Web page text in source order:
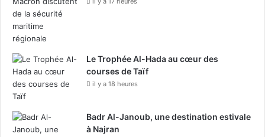
Le Trophée Al-Hada au cœur des
courses de Taïf
il y a 18 heures
Badr Al-Janoub, une destination estivale
à Najran